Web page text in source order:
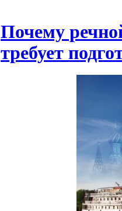
Почему
требует